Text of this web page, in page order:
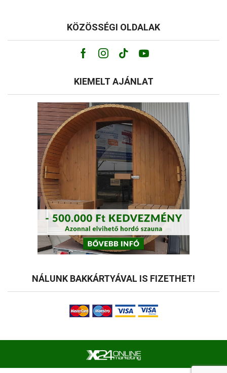
KÖZÖSSÉGI OLDALAK
Facebook
Instagram
Tik-
tok
Youtube
KIEMELT AJÁNLAT
NÁLUNK BAKKÁRTYÁVAL IS FIZETHET!